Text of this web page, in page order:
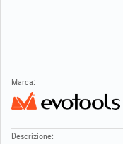
Marca:
Descrizione: